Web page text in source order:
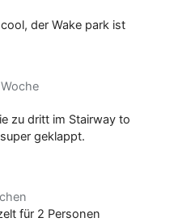
der Wake park ist
zu dritt im Stairway to
geklappt.
für 2 Personen